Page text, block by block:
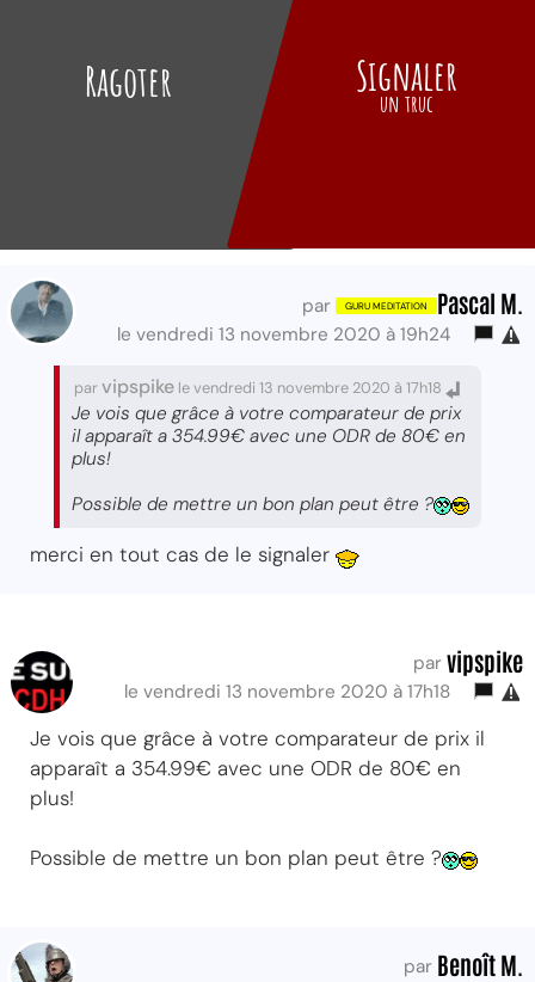
Ragoter Signaler
un truc
par Pascal M.
le vendredi 13 novembre 2020 à 19h24
parvipspike le vendredi 13 novembre 2020 à 17h18
Je vois que grâce à votre comparateur de prix
il apparaît a 354.99€ avec une ODR de 80€ en
plus!
Possible de mettre un bon plan peut être ?
merci en tout cas de le signaler
par vipspike
le vendredi 13 novembre 2020 à 17h18
Je vois que grâce à votre comparateur de prix il
apparaît a 354.99€ avec une ODR de 80€ en
plus!
Possible de mettre un bon plan peut être ?
par Benoît M.